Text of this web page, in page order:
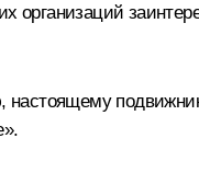
организаций